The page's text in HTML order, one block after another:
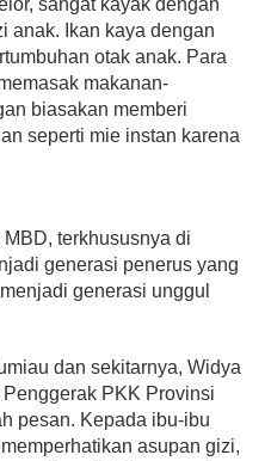
sangat kayak dengan
anak. Ikan kaya dengan
otak anak. Para
makanan-
biasakan memberi
seperti mie instan karena
terkhususnya di
generasi penerus yang
generasi unggul
dan sekitarnya, Widya
PKK Provinsi
pesan. Kepada ibu-ibu
asupan gizi,